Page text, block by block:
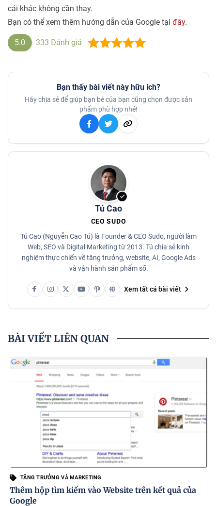
cái khác không cần thay.
Bạn có thể xem thêm hướng dẫn của Google tại đây.
5.0 333 Đánh giá
Bạn thấy bài viết này hữu ích?
Hãy chia sẻ để giúp bạn bè của bạn cũng chọn được sản
phẩm phù hợp nhé!
Tú Cao
CEO SUDO
Tú Cao (Nguyễn Cao Tú) là Founder & CEO Sudo, người làm
Web, SEO và Digital Marketing từ 2013. Tú chia sẻ kinh
nghiệm thực chiến về tăng trưởng, website, AI, Google Ads
và vận hành sản phẩm số.
Xem tất cả bài viết
BÀI VIẾT LIÊN QUAN
TĂNG TRƯỞNG VÀ MARKETING
Thêm hộp tìm kiếm vào Website trên kết quả của
Google